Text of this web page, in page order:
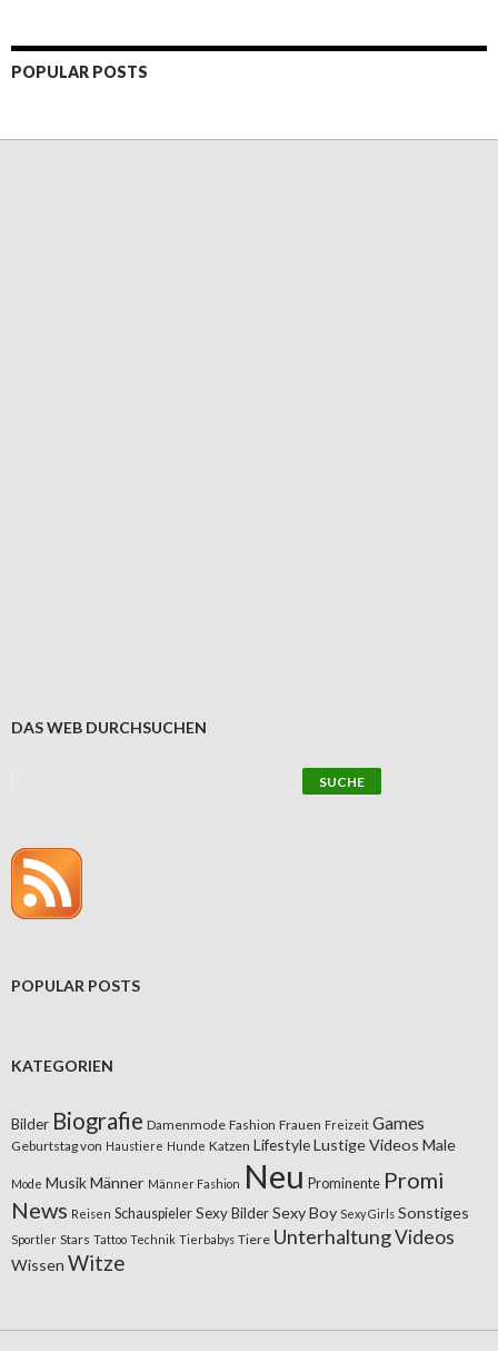
POPULAR POSTS
DAS WEB DURCHSUCHEN
POPULAR POSTS
KATEGORIEN
Bilder Biografie Damenmode Fashion Frauen Freizeit Games
Geburtstag von Haustiere Hunde Katzen LifestyleLustige Videos Male
Mode MusikMänner Männer Fashion Neu Prominente Promi
News Reisen Schauspieler Sexy BilderSexy Boy Sexy Girls Sonstiges
Sportler Stars Tattoo Technik Tierbabys Tiere UnterhaltungVideos
Wissen Witze